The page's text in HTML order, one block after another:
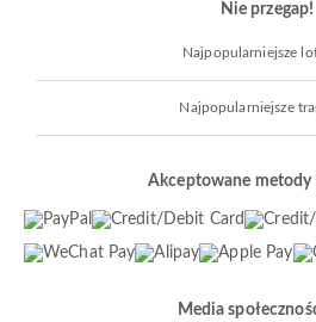
Nie przegap!
Najpopularniejsze
Najpopularniejsze
Akceptowane metody
Media